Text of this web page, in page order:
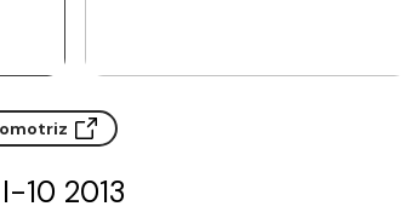
10 2013